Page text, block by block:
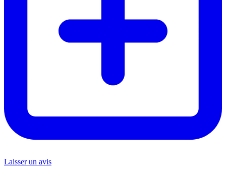
Laisser un avis